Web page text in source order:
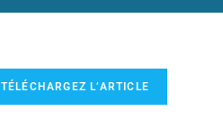
TÉLÉCHARGEZ L’ARTICLE